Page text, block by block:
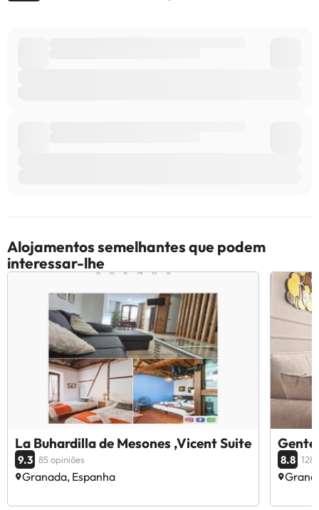
Alojamentos semelhantes que podem
interessar-lhe
La Buhardilla de Mesones ,Vicent Suite
9.3 85 opiniões
Granada, Espanha
8.8 128